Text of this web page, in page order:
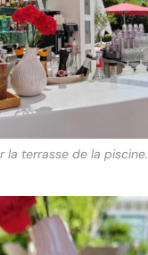
la terrasse de la piscine.